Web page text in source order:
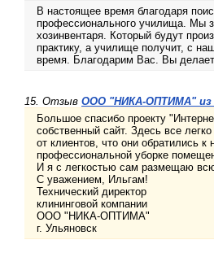
В настоящее время благодаря
профессионального училища. Мы
хозинвентаря. Который будут
практику, а училище получит, с
время. Благодарим Вас. Вы
15. Отзыв ООО "НИКА-ОПТИМА" из
Большое спасибо проекту
собственный сайт. Здесь все
от клиентов, что они обратились
профессиональной уборке
И я с легкостью сам размещаю
С уважением, Ильгам!
Технический директор
клининговой компании
ООО "НИКА-ОПТИМА"
г. Ульяновск